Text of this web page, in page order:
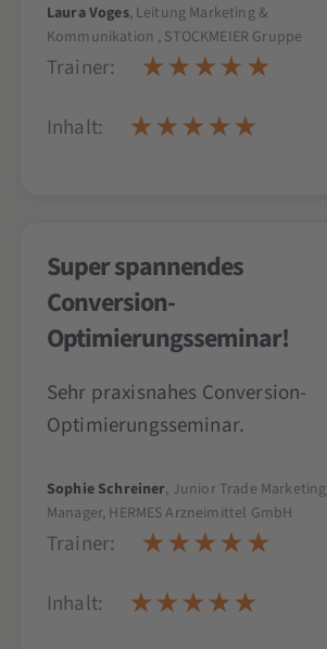
Laura Voges, Leitung Marketing &
Kommunikation , STOCKMEIER Gruppe
Trainer:
Inhalt:
Super spannendes
Conversion-
Optimierungsseminar!
Sehr praxisnahes Conversion-
Optimierungsseminar.
Sophie Schreiner, Junior Trade Marketing
Manager, HERMES Arzneimittel GmbH
Trainer:
Inhalt: